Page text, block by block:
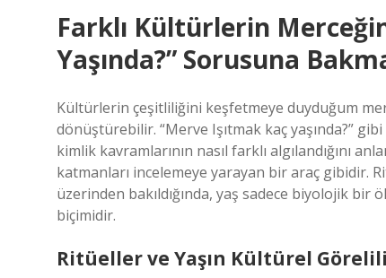
Farklı Kültürlerin
Yaşında?” Sorusuna
Kültürlerin çeşitliliğini keşfetmeye duyduğum
dönüştürebilir. “Merve Işıtmak kaç yaşında?”
kimlik kavramlarının nasıl farklı algılandığını
katmanları incelemeye yarayan bir araç gibidir.
üzerinden bakıldığında, yaş sadece biyolojik
biçimidir.
Ritüeller ve Yaşın Kültürel